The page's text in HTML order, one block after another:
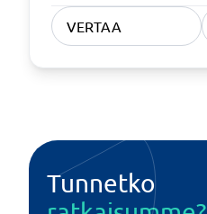
VERTAA
Tunnetko